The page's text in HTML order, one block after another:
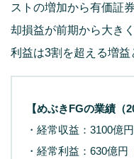
ストの増加から有価証
却損益が前期から大き
利益は3割を超える増益
【めぶきFGの業績（
・経常収益：3100億
・経常利益：630億円